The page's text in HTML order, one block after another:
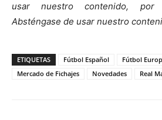
usar nuestro contenido, por
Absténgase de usar nuestro
ETIQUETAS Fútbol Español Fútbol
Mercado de Fichajes
Novedades Real